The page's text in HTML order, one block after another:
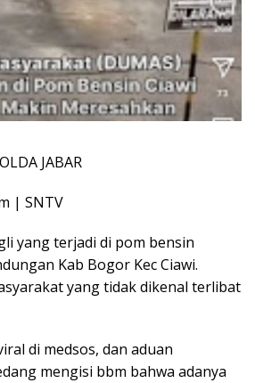
JABAR
| SNTV
yang terjadi di pom bensin
Kab Bogor Kec Ciawi.
yang tidak dikenal terlibat
di medsos, dan aduan
mengisi bbm bahwa adanya